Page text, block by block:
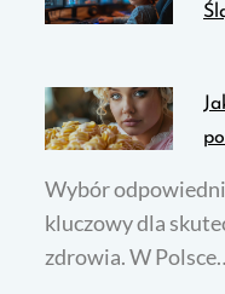
Wybór
kluczowy dla
zdrowia. W